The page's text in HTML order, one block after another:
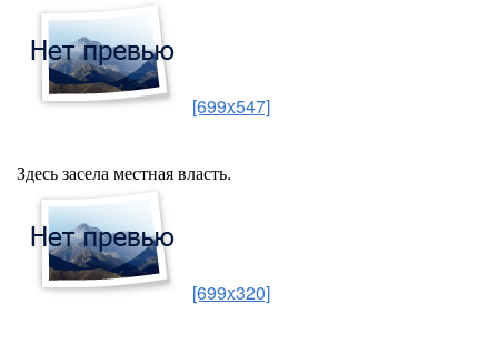
[699x547]
Здесь засела местная власть.
[699x320]